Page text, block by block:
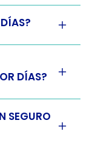
DÍAS?
SEGURO